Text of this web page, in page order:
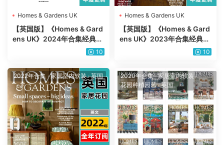
Homes & Gardens UK
【英国版】《Homes & Gard
ens UK》2024年合集经典住
宅室内软装家居花园设计PDF
10
Homes & Gardens UK
【英国版】《Homes & Gard
ens UK》2023年合集经典住
宅室内软装家居花园设计PDF
10
2022年合集 ·家居室内软装·英国 2020年合集·家居室内软装·
花园种植园艺·英国